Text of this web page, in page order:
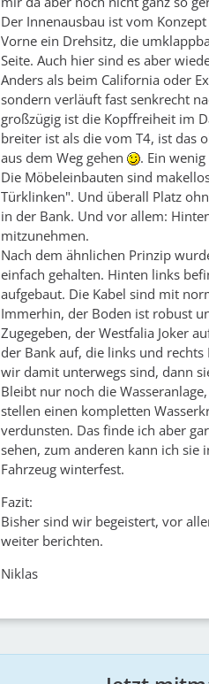
Der Innenausbau ist vom
Vorne ein Drehsitz, die
Seite. Auch hier sind es aber
Anders als beim California oder
sondern verläuft fast senkrecht
großzügig ist die Kopffreiheit im
breiter ist als die vom T4, ist das
aus dem Weg gehen
. Ein
Die Möbeleinbauten sind
Türklinken". Und überall Platz
in der Bank. Und vor allem:
mitzunehmen.
Nach dem ähnlichen Prinzip
einfach gehalten. Hinten links
aufgebaut. Die Kabel sind mit
Immerhin, der Boden ist robust
Zugegeben, der Westfalia Joker
der Bank auf, die links und
wir damit unterwegs sind, dann
Bleibt nur noch die
stellen einen kompletten
verdunsten. Das finde ich aber
sehen, zum anderen kann ich sie
Fahrzeug winterfest.
Fazit:
Bisher sind wir begeistert, vor
weiter berichten.
Niklas